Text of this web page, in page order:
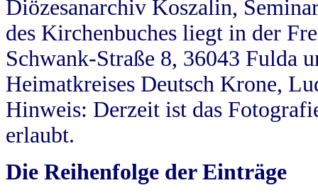
Diözesanarchiv Koszalin,
des Kirchenbuches liegt in der
Schwank-Straße 8, 36043 Fulda
Heimatkreises Deutsch Krone,
Hinweis: Derzeit ist das
erlaubt.
Die Reihenfolge der Einträge